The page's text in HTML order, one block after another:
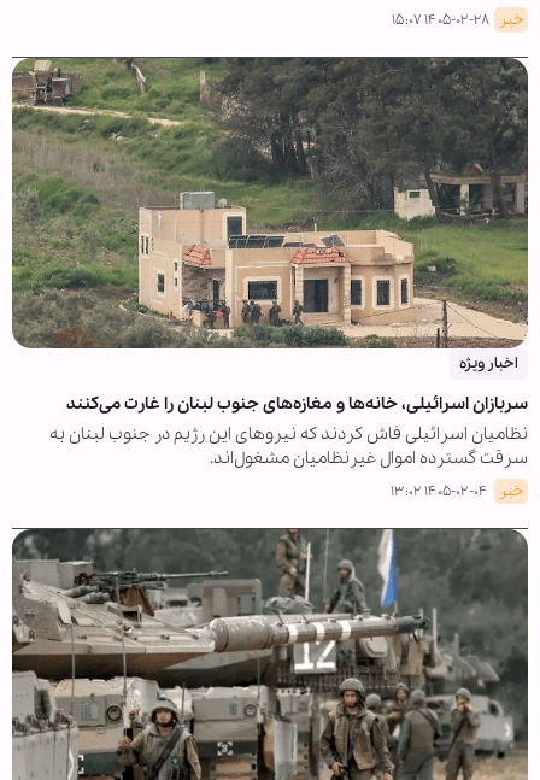
خبر ۱۴۰۵-۰۲-۲۸ ۱۵:۰۷
اخبار ویژه
سربازان اسرائیلی، خانه‌ها و مغازه‌های جنوب لبنان را غارت می‌کنند
نظامیان اسرائیلی فاش کردند که نیروهای این رژیم در جنوب لبنان به
سرقت گسترده اموال غیرنظامیان مشغول‌اند.
خبر ۱۴۰۵-۰۲-۰۴ ۱۳:۰۲